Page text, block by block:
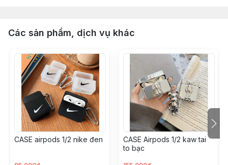
Nam - 258 Trưng Nữ Vương, Quận Hải Châu, TP. Đà
Nẵng
Đặt hàng:
Qua : Hotline: 0935730908
Đặt hàng online trên website Casetosy Việt Nam
Qua email: casetosy@gmail.com
Các sản phẩm, dịch vụ khác
CASE airpods 1/2 nike đen
CASE Airpods 1/2 kaw tai
to bạc